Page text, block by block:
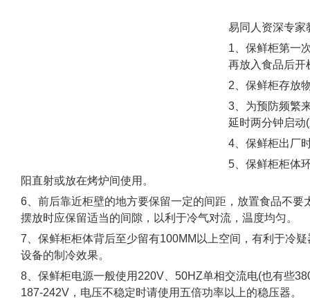
易同人资深专家
1、保鲜柜第一
再放入食品后开
2、保鲜柜存放
3、为预防频繁
延时两分钟启动
4、保鲜柜出厂
5、保鲜柜柜体
阳直射或放在烤炉间使用。
6、前后靠近柜壁的地方要保留一定的间距，放置食品不要
摆放时应保留适当的间隙，以利于冷气对流，温度均匀。
7、保鲜柜柜体背后至少留有100MM以上空间，有利于冷
设备的制冷效果。
8、保鲜柜电源一般使用220V、50HZ单相交流电(也有些
187-242V，电压不稳定时请使用五倍功率以上的稳压器。